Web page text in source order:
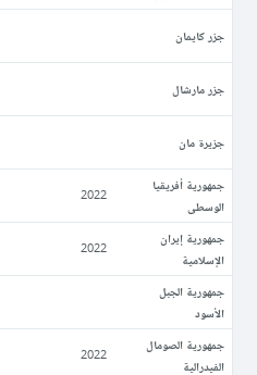
جزر كايمان
جزر مارشال
جزيرة مان
جمهورية أفريقيا
الوسطى
2022
جمهورية إيران
الإسلامية
2022
جمهورية الجبل
الأسود
جمهورية الصومال
الفيدرالية
2022